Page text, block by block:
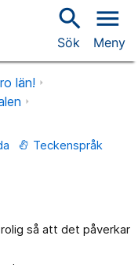
search
Sök
menu
Meny
län!
Teckenspråk
så att det påverkar